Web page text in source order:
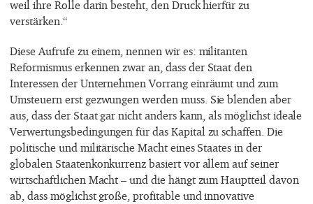
weil ihre Rolle darin besteht, den Druck hierfür zu
verstärken.“
Diese Aufrufe zu einem, nennen wir es: militanten
Reformismus erkennen zwar an, dass der Staat den
Interessen der Unternehmen Vorrang einräumt und zum
Umsteuern erst gezwungen werden muss. Sie blenden aber
aus, dass der Staat gar nicht anders kann, als möglichst ideale
Verwertungsbedingungen für das Kapital zu schaffen. Die
politische und militärische Macht eines Staates in der
globalen Staatenkonkurrenz basiert vor allem auf seiner
wirtschaftlichen Macht – und die hängt zum Hauptteil davon
ab, dass möglichst große, profitable und innovative